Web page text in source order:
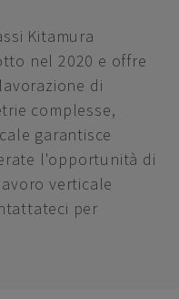
Kitamura
nel 2020 e offre
di
complesse,
garantisce
l'opportunità di
verticale
per